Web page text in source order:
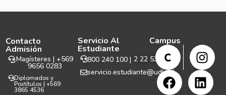
Contacto
Admisión
Magísteres | +569
9656 0283
Diplomados y
Postítulos | +569
3865 4536
Servicio Al
Estudiante
800 240 100 | 2 22 531 999
servicio.estudiante@udla.cl
Campus